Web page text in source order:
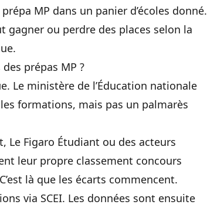
MP dans un panier d’écoles donné.
gagner ou perdre des places selon la
prépas MP ?
Le ministère de l’Éducation nationale
formations, mais pas un palmarès
Le Figaro Étudiant ou des acteurs
leur propre classement concours
là que les écarts commencent.
via SCEI. Les données sont ensuite